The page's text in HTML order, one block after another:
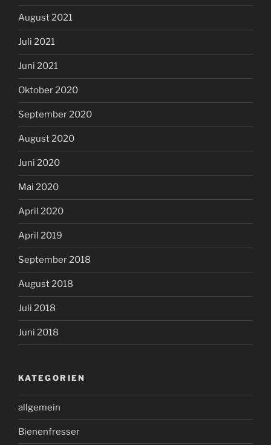
August 2021
Juli 2021
Juni 2021
Oktober 2020
September 2020
August 2020
Juni 2020
Mai 2020
April 2020
April 2019
September 2018
August 2018
Juli 2018
Juni 2018
KATEGORIEN
allgemein
Bienenfresser